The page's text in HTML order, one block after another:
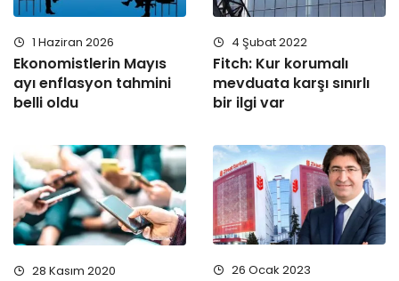
1 Haziran 2026
Ekonomistlerin Mayıs
ayı enflasyon tahmini
belli oldu
4 Şubat 2022
Fitch: Kur korumalı
mevduata karşı sınırlı
bir ilgi var
28 Kasım 2020 26 Ocak 2023